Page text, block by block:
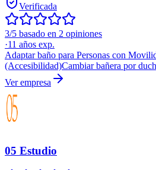
Verificada
3/5 basado en 2 opiniones
·11 años exp.
Adaptar baño para Personas con
(Accesibilidad)Cambiar bañera por
Ver empresa
05 Estudio